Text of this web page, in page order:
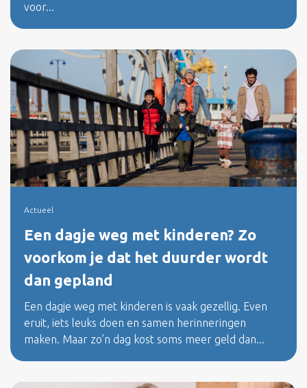
voor...
Actueel
Een dagje weg met kinderen? Zo
voorkom je dat het duurder wordt
dan gepland
Een dagje weg met kinderen is vaak gezellig. Even
eruit, iets leuks doen en samen herinneringen
maken. Maar zo’n dag kost soms meer geld dan...